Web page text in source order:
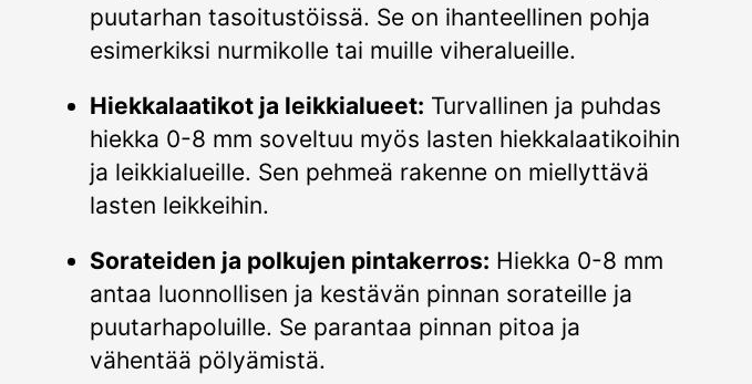
puutarhan tasoitustöissä. Se on ihanteellinen pohja
esimerkiksi nurmikolle tai muille viheralueille.
Hiekkalaatikot ja leikkialueet: Turvallinen ja puhdas
hiekka 0-8 mm soveltuu myös lasten hiekkalaatikoihin
ja leikkialueille. Sen pehmeä rakenne on miellyttävä
lasten leikkeihin.
Sorateiden ja polkujen pintakerros: Hiekka 0-8 mm
antaa luonnollisen ja kestävän pinnan sorateille ja
puutarhapoluille. Se parantaa pinnan pitoa ja
vähentää pölyämistä.